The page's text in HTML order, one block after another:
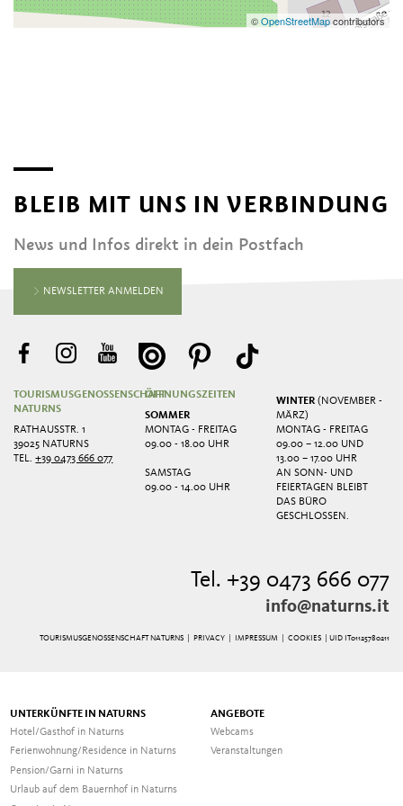
©OpenStreetMapcontributors
BLEIB MIT UNS IN VERBINDUNG
News und Infos direkt in dein Postfach
NEWSLETTER ANMELDEN
TOURISMUSGENOSSENSCHAFT
NATURNS
RATHAUSSTR. 1
39025 NATURNS
TEL.+39 0473 666 077
ÖFFNUNGSZEITEN
SOMMER
MONTAG - FREITAG
09.00 - 18.00 UHR
SAMSTAG
09.00 - 14.00 UHR
WINTER(NOVEMBER -
MÄRZ)
MONTAG - FREITAG
09.00 – 12.00 UND
13.00 – 17.00 UHR
AN SONN- UND
FEIERTAGEN BLEIBT
DAS BÜRO
GESCHLOSSEN.
Tel. +39 0473 666 077
info@naturns.it
TOURISMUSGENOSSENSCHAFT NATURNS | PRIVACY| IMPRESSUM| COOKIES | UID IT01125780211
UNTERKÜNFTE IN NATURNS
Hotel/Gasthof in Naturns
Ferienwohnung/Residence in Naturns
Pension/Garni in Naturns
Urlaub auf dem Bauernhof in Naturns
ANGEBOTE
Webcams
Veranstaltungen